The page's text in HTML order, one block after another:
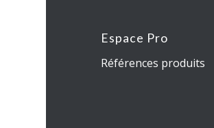
Espace Pro
Références produits